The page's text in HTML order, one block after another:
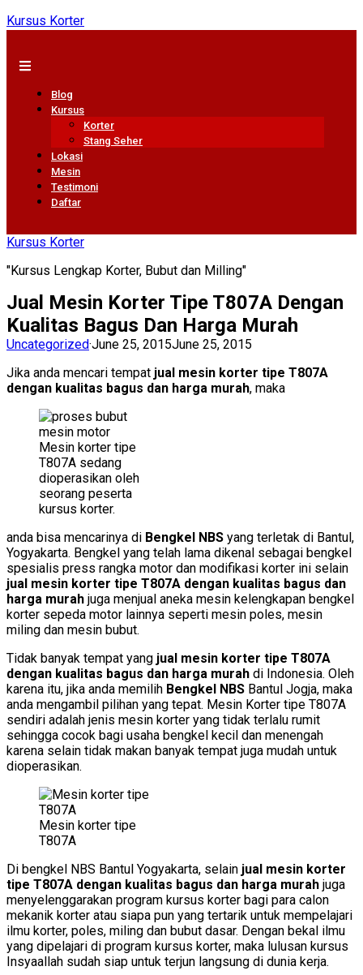
Kursus Korter
Blog
Kursus
Korter
Stang Seher
Lokasi
Mesin
Testimoni
Daftar
Kursus Korter
"Kursus Lengkap Korter, Bubut dan Milling"
Jual Mesin Korter Tipe T807A Dengan
Kualitas Bagus Dan Harga Murah
Uncategorized·June 25, 2015June 25, 2015
Jika anda mencari tempat jual mesin korter tipe T807A
dengan kualitas bagus dan harga murah, maka
Mesin korter tipe
T807A sedang
dioperasikan oleh
seorang peserta
kursus korter.
anda bisa mencarinya di Bengkel NBS yang terletak di Bantul,
Yogyakarta. Bengkel yang telah lama dikenal sebagai bengkel
spesialis press rangka motor dan modifikasi korter ini selain
jual mesin korter tipe T807A dengan kualitas bagus dan
harga murah juga menjual aneka mesin kelengkapan bengkel
korter sepeda motor lainnya seperti mesin poles, mesin
miling dan mesin bubut.
Tidak banyak tempat yang jual mesin korter tipe T807A
dengan kualitas bagus dan harga murah di Indonesia. Oleh
karena itu, jika anda memilih Bengkel NBS Bantul Jogja, maka
anda mengambil pilihan yang tepat. Mesin Korter tipe T807A
sendiri adalah jenis mesin korter yang tidak terlalu rumit
sehingga cocok bagi usaha bengkel kecil dan menengah
karena selain tidak makan banyak tempat juga mudah untuk
dioperasikan.
Mesin korter tipe
T807A
Di bengkel NBS Bantul Yogyakarta, selain jual mesin korter
tipe T807A dengan kualitas bagus dan harga murah juga
menyelenggarakan program kursus korter bagi para calon
mekanik korter atau siapa pun yang tertarik untuk mempelajari
ilmu korter, poles, miling dan bubut dasar. Dengan bekal ilmu
yang dipelajari di program kursus korter, maka lulusan kursus
Insyaallah sudah siap untuk terjun langsung di dunia kerja.